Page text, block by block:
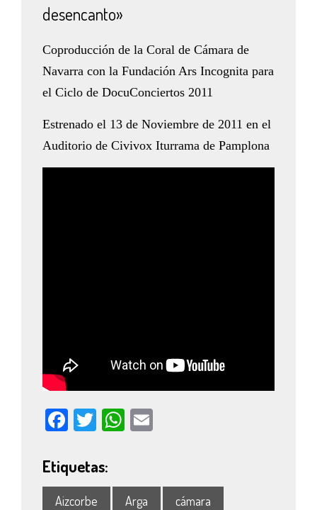
desencanto»
Coproducción de la Coral de Cámara de
Navarra con la Fundación Ars Incognita para
el Ciclo de DocuConciertos 2011
Estrenado el 13 de Noviembre de 2011 en el
Auditorio de Civivox Iturrama de Pamplona
Facebook
TwitterWhatsApp
Etiquetas:
Aizcorbe Arga cámara